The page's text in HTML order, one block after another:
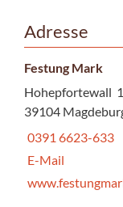
Adresse
Festung Mark
Hohepfortewall 1
39104
0391 6623-633
E-Mail